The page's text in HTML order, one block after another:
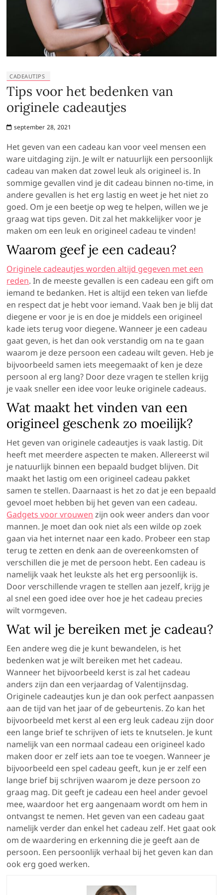
CADEAUTIPS
Tips voor het bedenken van
originele cadeautjes
september 28, 2021
Het geven van een cadeau kan voor veel mensen een
ware uitdaging zijn. Je wilt er natuurlijk een persoonlijk
cadeau van maken dat zowel leuk als origineel is. In
sommige gevallen vind je dit cadeau binnen no-time, in
andere gevallen is het erg lastig en weet je het niet zo
goed. Om je een beetje op weg te helpen, willen we je
graag wat tips geven. Dit zal het makkelijker voor je
maken om een leuk en origineel cadeau te vinden!
Waarom geef je een cadeau?
Originele cadeautjes worden altijd gegeven met een
reden. In de meeste gevallen is een cadeau een gift om
iemand te bedanken. Het is altijd een teken van liefde
en respect dat je hebt voor iemand. Vaak ben je blij dat
diegene er voor je is en doe je middels een origineel
kade iets terug voor diegene. Wanneer je een cadeau
gaat geven, is het dan ook verstandig om na te gaan
waarom je deze persoon een cadeau wilt geven. Heb je
bijvoorbeeld samen iets meegemaakt of ken je deze
persoon al erg lang? Door deze vragen te stellen krijg
je vaak sneller een idee voor leuke originele cadeaus.
Wat maakt het vinden van een
origineel geschenk zo moeilijk?
Het geven van originele cadeautjes is vaak lastig. Dit
heeft met meerdere aspecten te maken. Allereerst wil
je natuurlijk binnen een bepaald budget blijven. Dit
maakt het lastig om een origineel cadeau pakket
samen te stellen. Daarnaast is het zo dat je een bepaald
gevoel moet hebben bij het geven van een cadeau.
Gadgets voor vrouwen zijn ook weer anders dan voor
mannen. Je moet dan ook niet als een wilde op zoek
gaan via het internet naar een kado. Probeer een stap
terug te zetten en denk aan de overeenkomsten of
verschillen die je met de persoon hebt. Een cadeau is
namelijk vaak het leukste als het erg persoonlijk is.
Door verschillende vragen te stellen aan jezelf, krijg je
al snel een goed idee over hoe je het cadeau precies
wilt vormgeven.
Wat wil je bereiken met je cadeau?
Een andere weg die je kunt bewandelen, is het
bedenken wat je wilt bereiken met het cadeau.
Wanneer het bijvoorbeeld kerst is zal het cadeau
anders zijn dan een verjaardag of Valentijnsdag.
Originele cadeautjes kun je dan ook perfect aanpassen
aan de tijd van het jaar of de gebeurtenis. Zo kan het
bijvoorbeeld met kerst al een erg leuk cadeau zijn door
een lange brief te schrijven of iets te knutselen. Je kunt
namelijk van een normaal cadeau een origineel kado
maken door er zelf iets aan toe te voegen. Wanneer je
bijvoorbeeld een spel cadeau geeft, kun je er zelf een
lange brief bij schrijven waarom je deze persoon zo
graag mag. Dit geeft je cadeau een heel ander gevoel
mee, waardoor het erg aangenaam wordt om hem in
ontvangst te nemen. Het geven van een cadeau gaat
namelijk verder dan enkel het cadeau zelf. Het gaat ook
om de waardering en erkenning die je geeft aan de
persoon. Een persoonlijk verhaal bij het geven kan dan
ook erg goed werken.